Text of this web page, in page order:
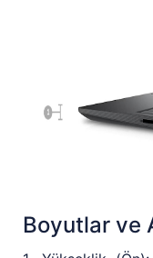
Boyutlar ve